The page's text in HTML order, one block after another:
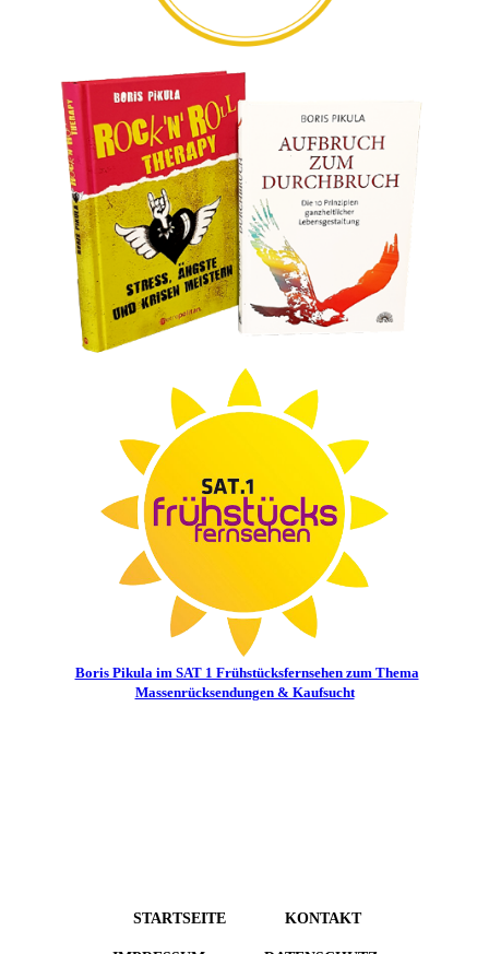
Boris Pikula im SAT 1 Frühstücksfernsehen zum Thema
Massenrücksendungen & Kaufsucht
STARTSEITE KONTAKT